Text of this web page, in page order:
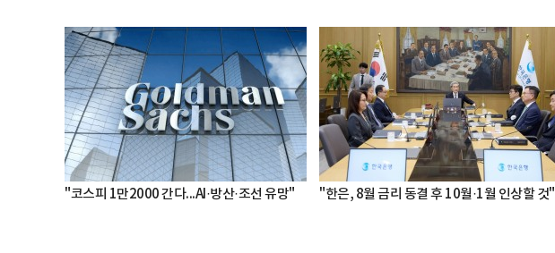
"코스피 1만2000 간다...AI·방산·조선 유망" "한은, 8월 금리 동결 후 10월·1월 인상할 것"